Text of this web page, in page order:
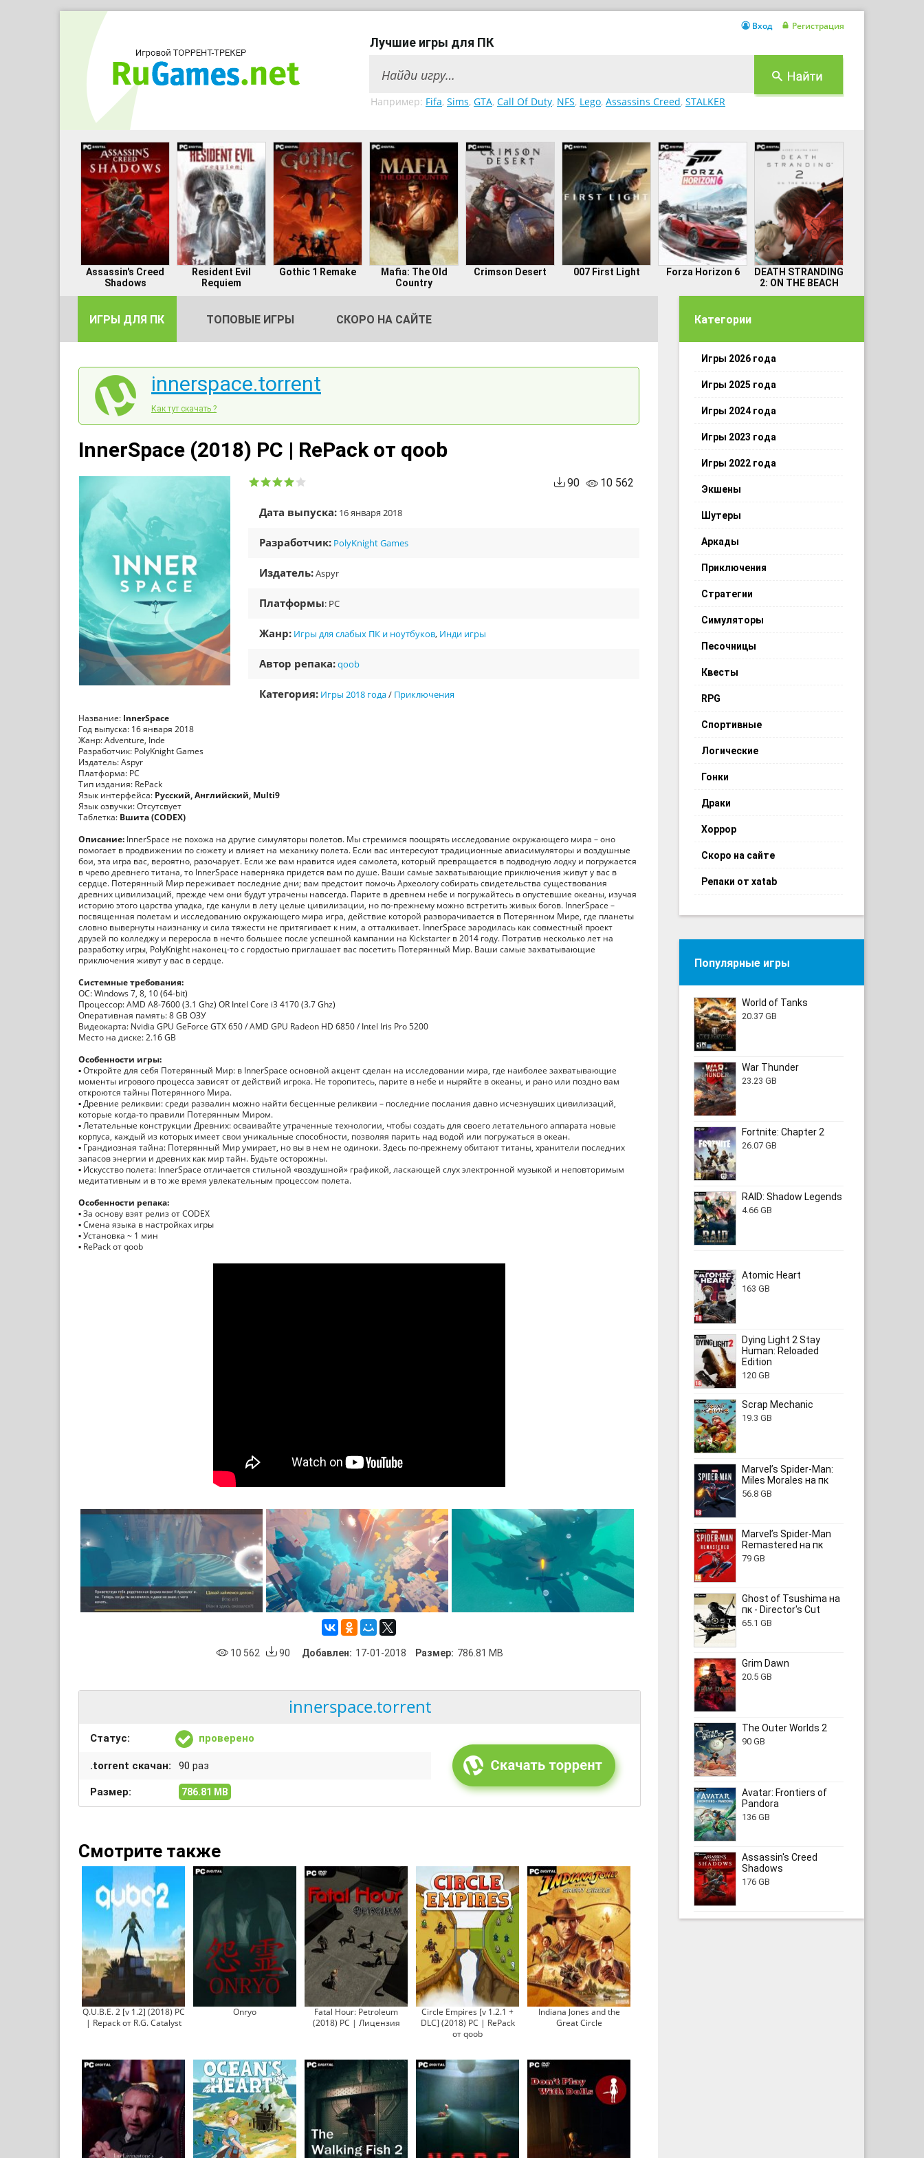
Лучшие игры для ПК
Например: Fifa, Sims, GTA, Call Of Duty, NFS, Lego, Assassins Creed, STALKER
Вход Регистрация
Assassin's Creed
Shadows
Resident Evil
Requiem
Gothic 1 Remake
Mafia: The Old
Country
Crimson Desert 007 First Light Forza Horizon 6
DEATH STRANDING
2: ON THE BEACH
ИГРЫ ДЛЯ ПК ТОПОВЫЕ ИГРЫ СКОРО НА САЙТЕ
innerspace.torrent
Как тут скачать ?
InnerSpace (2018) PC | RePack от qoob
10 562
90
Дата выпуска: 16 января 2018
Разработчик: PolyKnight Games
Издатель:Aspyr
Платформы: PC
Жанр: Игры для слабых ПК и ноутбуков, Инди игры
Автор репака:qoob
Категория: Игры 2018 года/ Приключения
Название: InnerSpace
Год выпуска: 16 января 2018
Жанр: Adventure, Inde
Разработчик: PolyKnight Games
Издатель: Aspyr
Платформа: PC
Тип издания: RePack
Язык интерфейса: Русский, Английский, Multi9
Язык озвучки: Отсутсвует
Таблетка: Вшита (CODEX)
Описание: InnerSpace не похожа на другие симуляторы полетов. Мы стремимся поощрять исследование окружающего мира – оно
помогает в продвижении по сюжету и влияет на механику полета. Если вас интересуют традиционные авиасимуляторы и воздушные
бои, эта игра вас, вероятно, разочарует. Если же вам нравится идея самолета, который превращается в подводную лодку и погружается
в чрево древнего титана, то InnerSpace наверняка придется вам по душе. Ваши самые захватывающие приключения живут у вас в
сердце. Потерянный Мир переживает последние дни; вам предстоит помочь Археологу собирать свидетельства существования
древних цивилизаций, прежде чем они будут утрачены навсегда. Парите в древнем небе и погружайтесь в опустевшие океаны, изучая
историю этого царства упадка, где канули в лету целые цивилизации, но по-прежнему можно встретить живых богов. InnerSpace –
посвященная полетам и исследованию окружающего мира игра, действие которой разворачивается в Потерянном Мире, где планеты
словно вывернуты наизнанку и сила тяжести не притягивает к ним, а отталкивает. InnerSpace зародилась как совместный проект
друзей по колледжу и переросла в нечто большее после успешной кампании на Kickstarter в 2014 году. Потратив несколько лет на
разработку игры, PolyKnight наконец-то с гордостью приглашает вас посетить Потерянный Мир. Ваши самые захватывающие
приключения живут у вас в сердце.
Системные требования:
ОС: Windows 7, 8, 10 (64-bit)
Процессор: AMD A8-7600 (3.1 Ghz) OR Intel Core i3 4170 (3.7 Ghz)
Оперативная память: 8 GB ОЗУ
Видеокарта: Nvidia GPU GeForce GTX 650 / AMD GPU Radeon HD 6850 / Intel Iris Pro 5200
Место на диске: 2.16 GB
Особенности игры:
▪ Откройте для себя Потерянный Мир: в InnerSpace основной акцент сделан на исследовании мира, где наиболее захватывающие
моменты игрового процесса зависят от действий игрока. Не торопитесь, парите в небе и ныряйте в океаны, и рано или поздно вам
откроются тайны Потерянного Мира.
▪ Древние реликвии: среди развалин можно найти бесценные реликвии – последние послания давно исчезнувших цивилизаций,
которые когда-то правили Потерянным Миром.
▪ Летательные конструкции Древних: осваивайте утраченные технологии, чтобы создать для своего летательного аппарата новые
корпуса, каждый из которых имеет свои уникальные способности, позволяя парить над водой или погружаться в океан.
▪ Грандиозная тайна: Потерянный Мир умирает, но вы в нем не одиноки. Здесь по-прежнему обитают титаны, хранители последних
запасов энергии и древних как мир тайн. Будьте осторожны.
▪ Искусство полета: InnerSpace отличается стильной «воздушной» графикой, ласкающей слух электронной музыкой и неповторимым
медитативным и в то же время увлекательным процессом полета.
Особенности репака:
▪ За основу взят релиз от CODEX
▪ Смена языка в настройках игры
▪ Установка ~ 1 мин
▪ RePack от qoob
10 562 90 Добавлен: 17-01-2018 Размер: 786.81 MB
innerspace.torrent
Статус: проверено
.torrent скачан: 90 раз
Размер: 786.81 MB
Смотрите также
Q.U.B.E. 2 [v 1.2] (2018) PC
| Repack от R.G. Catalyst
Onryo
Fatal Hour: Petroleum
(2018) PC | Лицензия
Circle Empires [v 1.2.1 +
DLC] (2018) PC | RePack
от qoob
Indiana Jones and the
Great Circle
Категории
Игры 2026 года
Игры 2025 года
Игры 2024 года
Игры 2023 года
Игры 2022 года
Экшены
Шутеры
Аркады
Приключения
Стратегии
Симуляторы
Песочницы
Квесты
RPG
Спортивные
Логические
Гонки
Драки
Хоррор
Скоро на сайте
Репаки от xatab
Популярные игры
World of Tanks
20.37 GB
War Thunder
23.23 GB
Fortnite: Chapter 2
26.07 GB
RAID: Shadow Legends
4.66 GB
Atomic Heart
163 GB
Dying Light 2 Stay
Human: Reloaded
Edition
120 GB
Scrap Mechanic
19.3 GB
Marvel’s Spider-Man:
Miles Morales на пк
56.8 GB
Marvel’s Spider-Man
Remastered на пк
79 GB
Ghost of Tsushima на
пк - Director's Cut
65.1 GB
Grim Dawn
20.5 GB
The Outer Worlds 2
90 GB
Avatar: Frontiers of
Pandora
136 GB
Assassin's Creed
Shadows
176 GB